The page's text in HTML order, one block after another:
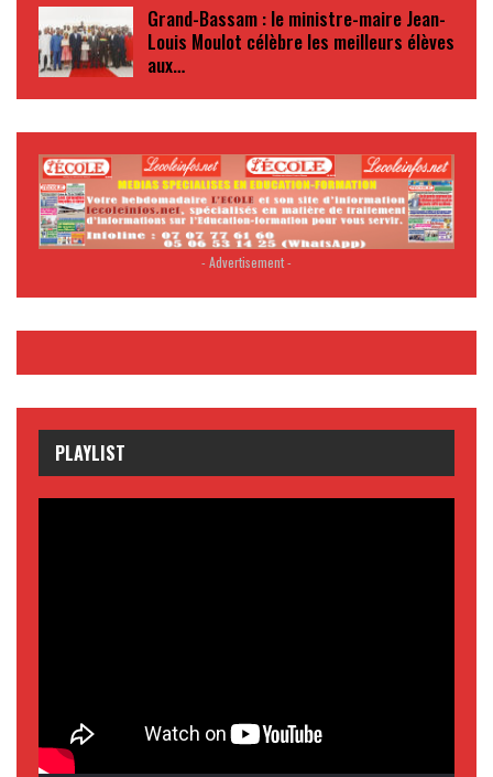
Grand-Bassam : le ministre-maire Jean-
Louis Moulot célèbre les meilleurs élèves
aux…
- Advertisement -
PLAYLIST